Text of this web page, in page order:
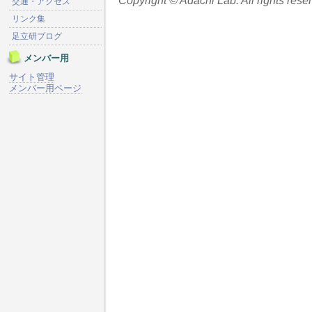
リンク集
足立研ブログ
メンバー用
サイト管理
メンバー用ページ